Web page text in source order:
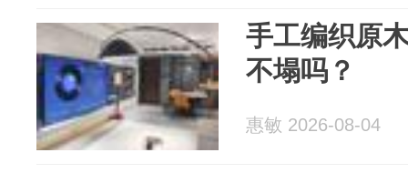
手工编织原
不塌吗？
惠敏 2026-08-04